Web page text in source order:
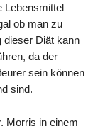
Lebensmittel
ob man zu
dieser Diät kann
da der
sein können
sind.
Morris in einem